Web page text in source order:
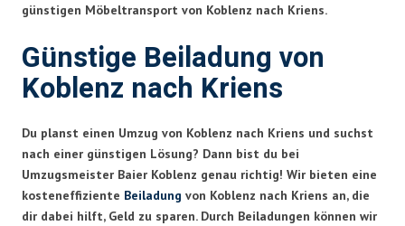
günstigen Möbeltransport von Koblenz nach Kriens.
Günstige Beiladung von
Koblenz nach Kriens
Du planst einen Umzug von Koblenz nach Kriens und suchst
nach einer günstigen Lösung? Dann bist du bei
Umzugsmeister Baier Koblenz genau richtig! Wir bieten eine
kosteneffiziente Beiladung von Koblenz nach Kriens an, die
dir dabei hilft, Geld zu sparen. Durch Beiladungen können wir